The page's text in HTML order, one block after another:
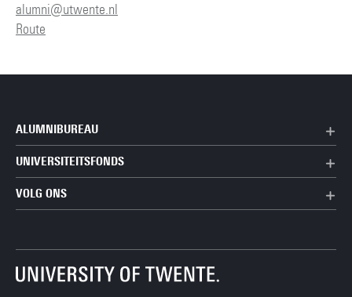
alumni@utwente.nl
Route
ALUMNIBUREAU
UNIVERSITEITSFONDS
VOLG ONS